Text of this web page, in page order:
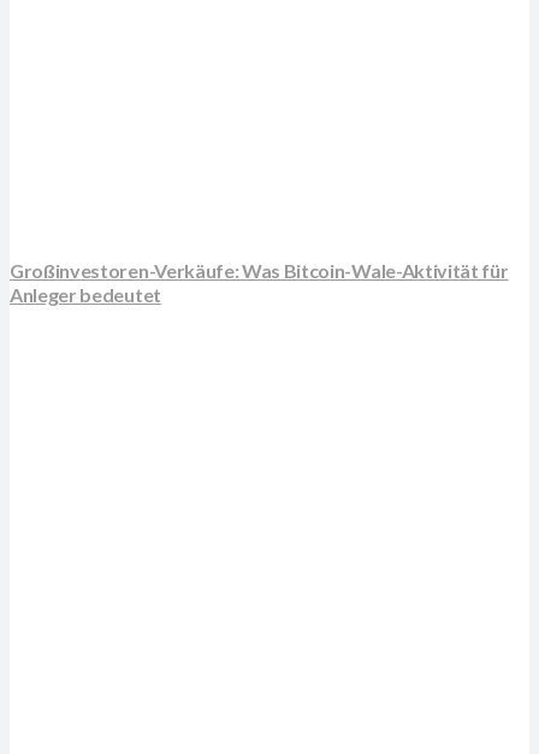
Großinvestoren-Verkäufe: Was Bitcoin-Wale-Aktivität für
Anleger bedeutet